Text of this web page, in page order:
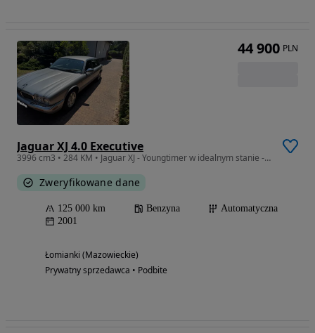
Jaguar XJ 4.0 Executive
3996 cm3 • 284 KM • Jaguar XJ - Youngtimer w idealnym stanie - OKAZJA
Zweryfikowane dane
125 000 km Benzyna
Automatyczna
2001
Łomianki (Mazowieckie)
Prywatny sprzedawca • Podbite
44 900 PLN